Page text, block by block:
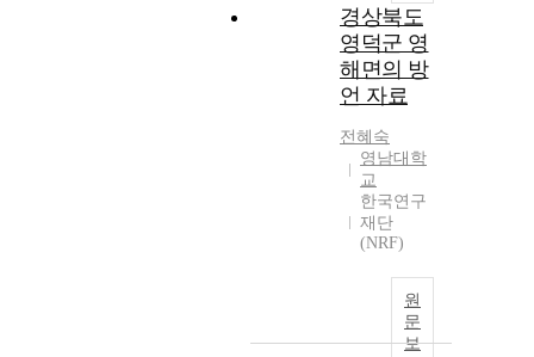
경상북도
영덕군 영
해면의 방
언 자료
전혜숙
영남대학
교
한국연구
재단
(NRF)
원
문
보